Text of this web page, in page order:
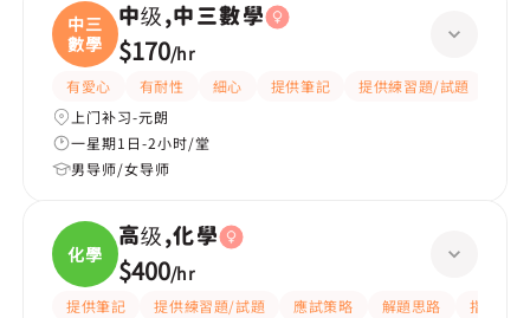
中三
數學
中级,中三數學
$170/hr
有愛心 有耐性 細心 提供筆記 提供練習題/試題
上门补习-元朗
一星期1日-2小时/堂
男导师/女导师
化學
高级,化學
$400/hr
提供筆記 提供練習題/試題 應試策略 解題思路
指導功課